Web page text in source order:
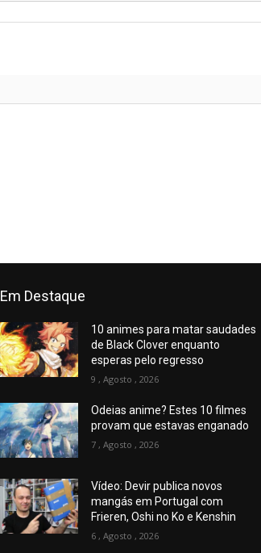
Em Destaque
10 animes para matar saudades
de Black Clover enquanto
esperas pelo regresso
9 , Agosto , 2026
Odeias anime? Estes 10 filmes
provam que estavas enganado
7 , Agosto , 2026
Vídeo: Devir publica novos
mangás em Portugal com
Frieren, Oshi no Ko e Kenshin
6 , Agosto , 2026